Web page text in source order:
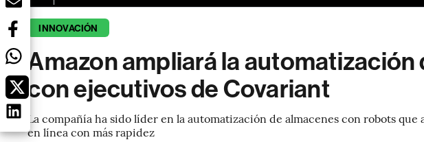
INNOVACIÓN
Amazon ampliará la automatización
con ejecutivos de Covariant
La compañía ha sido líder en la automatización de almacenes con robots
en línea con más rapidez